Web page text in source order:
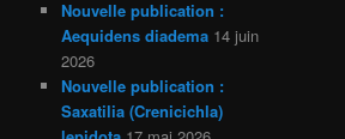
Nouvelle publication :
Aequidens diadema 14 juin
2026
Nouvelle publication :
Saxatilia (Crenicichla)